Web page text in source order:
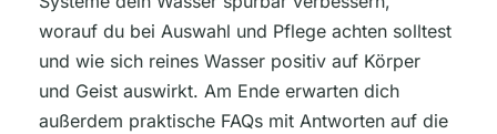
worauf du bei Auswahl und Pflege achten solltest
und wie sich reines Wasser positiv auf Körper
und Geist auswirkt. Am Ende erwarten dich
außerdem praktische FAQs mit Antworten auf die